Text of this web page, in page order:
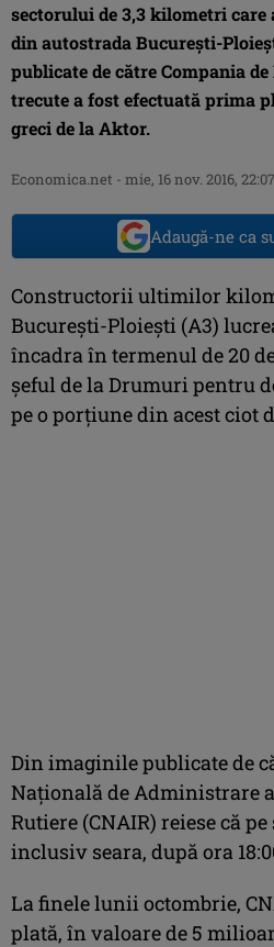
sectorului de 3,3 kilometri
din autostrada Bucureşti-
publicate de către Compania
trecute a fost efectuată prima
greci de la Aktor.
Economica.net - mie, 16 nov. 2016, 22:07
Adaugă-ne ca
Constructorii ultimilor
Bucureşti-Ploieşti (A3)
încadra în termenul de 20
şeful de la Drumuri pentru
pe o porţiune din acest ciot
Din imaginile publicate de
Naţională de Administrare
Rutiere (CNAIR) reiese că
inclusiv seara, după ora
La finele lunii octombrie,
plată, în valoare de 5